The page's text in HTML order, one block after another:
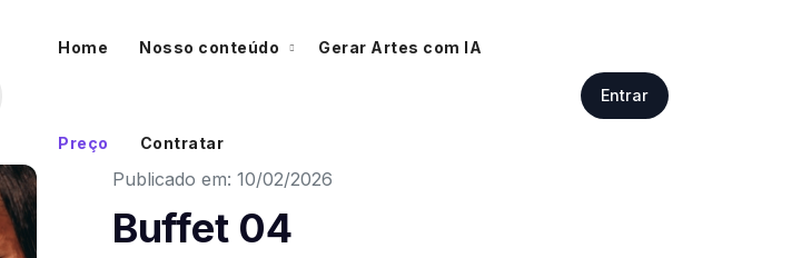
Home Nosso conteúdo Gerar Artes com IA
Preço Contratar
Entrar
Publicado em: 10/02/2026
Buffet 04